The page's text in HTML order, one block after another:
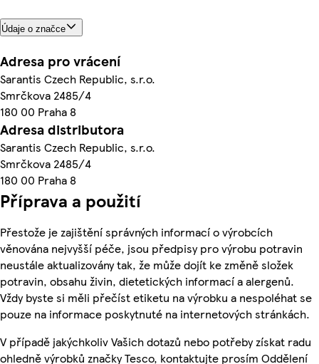
Údaje o značce
Adresa pro vrácení
Sarantis Czech Republic, s.r.o.
Smrčkova 2485/4
180 00 Praha 8
Adresa distributora
Sarantis Czech Republic, s.r.o.
Smrčkova 2485/4
180 00 Praha 8
Příprava a použití
Přestože je zajištění správných informací o výrobcích
věnována nejvyšší péče, jsou předpisy pro výrobu potravin
neustále aktualizovány tak, že může dojít ke změně složek
potravin, obsahu živin, dietetických informací a alergenů.
Vždy byste si měli přečíst etiketu na výrobku a nespoléhat se
pouze na informace poskytnuté na internetových stránkách.
V případě jakýchkoliv Vašich dotazů nebo potřeby získat radu
ohledně výrobků značky Tesco, kontaktujte prosím Oddělení